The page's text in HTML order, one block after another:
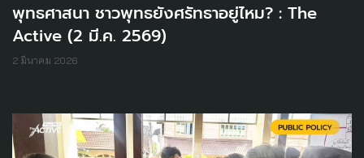
พุทธศาสนา ชาวพุทธยังศรัทธาอยู่ไหม? : The
Active (2 มี.ค. 2569)
2 มีนาคม 2026